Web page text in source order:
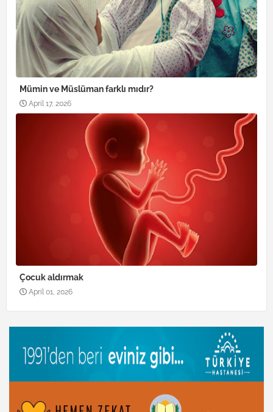
Mümin ve Müslüman farklı mıdır?
April 17, 2026
Çocuk aldırmak
April 01, 2026